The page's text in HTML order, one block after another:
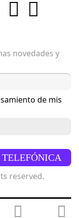
novedades y
de mis
reserved.